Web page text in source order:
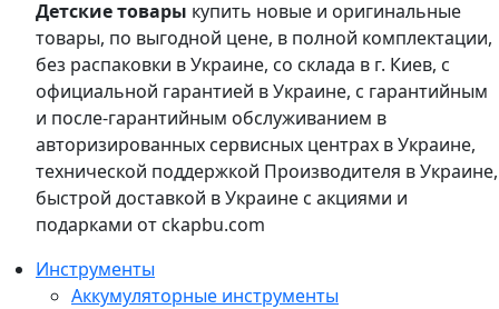
Детские товары купить новые и оригинальные
товары, по выгодной цене, в полной комплектации,
без распаковки в Украине, со склада в г. Киев, с
официальной гарантией в Украине, с гарантийным
и после-гарантийным обслуживанием в
авторизированных сервисных центрах в Украине,
технической поддержкой Производителя в Украине,
быстрой доставкой в Украине с акциями и
подарками от ckapbu.com
Инструменты
Аккумуляторные инструменты